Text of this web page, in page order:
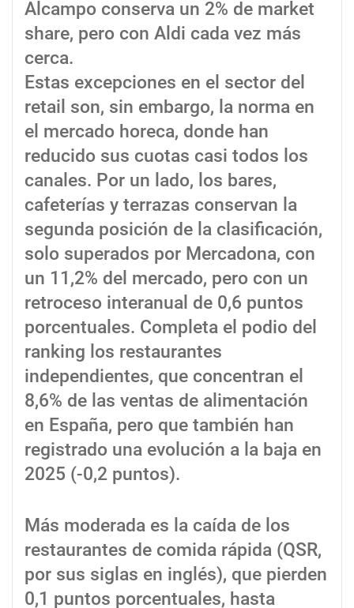
Alcampo conserva un 2% de market
share, pero con Aldi cada vez más
cerca.
Estas excepciones en el sector del
retail son, sin embargo, la norma en
el mercado horeca, donde han
reducido sus cuotas casi todos los
canales. Por un lado, los bares,
cafeterías y terrazas conservan la
segunda posición de la clasificación,
solo superados por Mercadona, con
un 11,2% del mercado, pero con un
retroceso interanual de 0,6 puntos
porcentuales. Completa el podio del
ranking los restaurantes
independientes, que concentran el
8,6% de las ventas de alimentación
en España, pero que también han
registrado una evolución a la baja en
2025 (-0,2 puntos).
Más moderada es la caída de los
restaurantes de comida rápida (QSR,
por sus siglas en inglés), que pierden
0,1 puntos porcentuales, hasta